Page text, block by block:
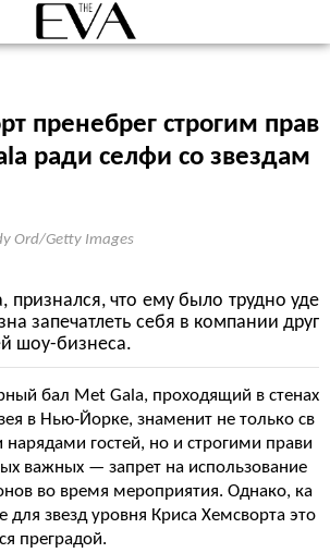
пренебрег строгим прав
ради селфи со звездам
Ord/Getty Images
признался, что ему было трудно уде
запечатлеть себя в компании друг
шоу-бизнеса.
бал Met Gala, проходящий в стенах
в Нью-Йорке, знаменит не только св
гостей, но и строгими прави
важных — запрет на использование
во время мероприятия. Однако, ка
для звезд уровня Криса Хемсворта это
преградой.